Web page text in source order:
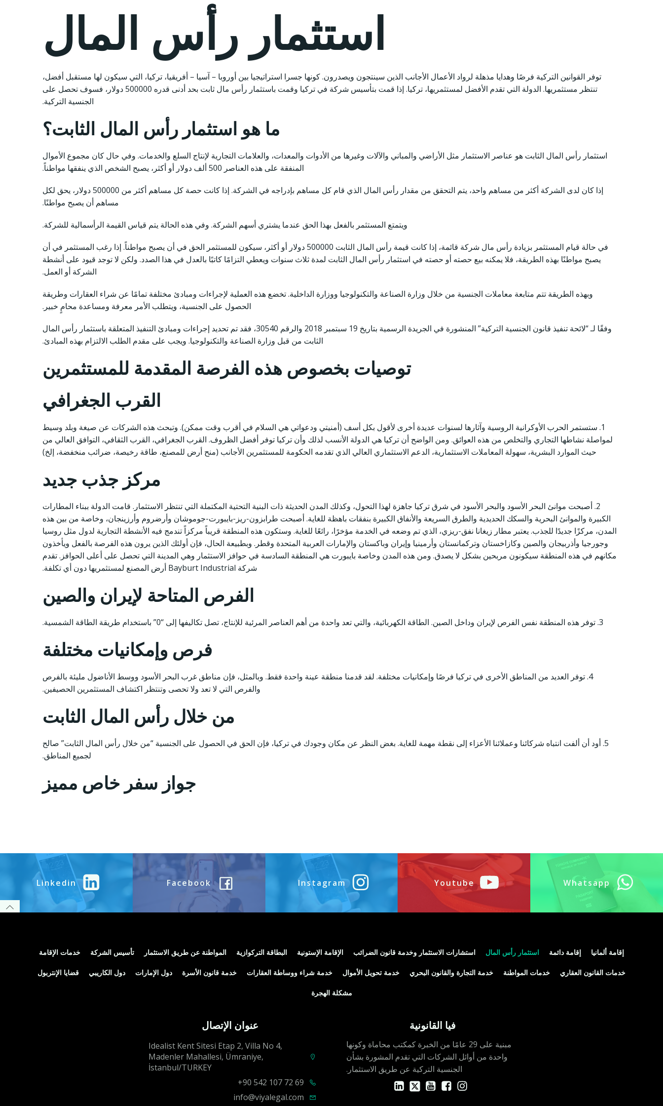
استثمار رأس المال
توفر القوانين التركية فرصًا وهدايا مذهلة لرواد الأعمال الأجانب الذين سينتجون ويصدرون. كونها جسرا استراتيجيا بين أوروبا – آسيا – أفريقيا، تركيا، التي سيكون لها مستقبل أفضل،
تنتظر مستثمريها. الدولة التي تقدم الأفضل لمستثمريها، تركيا. إذا قمت بتأسيس شركة في تركيا وقمت باستثمار رأس مال ثابت بحد أدنى قدره 500000 دولار، فسوف تحصل على
الجنسية التركية.
ما هو استثمار رأس المال الثابت؟
استثمار رأس المال الثابت هو عناصر الاستثمار مثل الأراضي والمباني والآلات وغيرها من الأدوات والمعدات، والعلامات التجارية لإنتاج السلع والخدمات. وفي حال كان مجموع الأموال
المنفقة على هذه العناصر 500 ألف دولار أو أكثر، يصبح الشخص الذي ينفقها مواطناً.
إذا كان لدى الشركة أكثر من مساهم واحد، يتم التحقق من مقدار رأس المال الذي قام كل مساهم بإدراجه في الشركة. إذا كانت حصة كل مساهم أكثر من 500000 دولار، يحق لكل
مساهم أن يصبح مواطنًا.
ويتمتع المستثمر بالفعل بهذا الحق عندما يشتري أسهم الشركة. وفي هذه الحالة يتم قياس القيمة الرأسمالية للشركة.
في حالة قيام المستثمر بزيادة رأس مال شركة قائمة، إذا كانت قيمة رأس المال الثابت 500000 دولار أو أكثر، سيكون للمستثمر الحق في أن يصبح مواطناً. إذا رغب المستثمر في أن
يصبح مواطنًا بهذه الطريقة، فلا يمكنه بيع حصته أو حصته في استثمار رأس المال الثابت لمدة ثلاث سنوات ويعطي التزامًا كاتبًا بالعدل في هذا الصدد. ولكن لا توجد قيود على أنشطة
الشركة أو العمل.
وبهذه الطريقة تتم متابعة معاملات الجنسية من خلال وزارة الصناعة والتكنولوجيا ووزارة الداخلية. تخضع هذه العملية لإجراءات ومبادئ مختلفة تمامًا عن شراء العقارات وطريقة
الحصول على الجنسية، ويتطلب الأمر معرفة ومساعدة محامٍ خبير.
وفقًا لـ “لائحة تنفيذ قانون الجنسية التركية” المنشورة في الجريدة الرسمية بتاريخ 19 سبتمبر 2018 والرقم 30540، فقد تم تحديد إجراءات ومبادئ التنفيذ المتعلقة باستثمار رأس المال
الثابت من قبل وزارة الصناعة والتكنولوجيا. ويجب على مقدم الطلب الالتزام بهذه المبادئ.
توصيات بخصوص هذه الفرصة المقدمة للمستثمرين
القرب الجغرافي
1. ستستمر الحرب الأوكرانية الروسية وآثارها لسنوات عديدة أخرى لأقول بكل أسف (أمنيتي ودعواتي هي السلام في أقرب وقت ممكن). وتبحث هذه الشركات عن صيغة وبلد وسيط
لمواصلة نشاطها التجاري والتخلص من هذه العوائق. ومن الواضح أن تركيا هي الدولة الأنسب لذلك وأن تركيا توفر أفضل الظروف. القرب الجغرافي، القرب الثقافي، التوافق العالي من
حيث الموارد البشرية، سهولة المعاملات الاستثمارية، الدعم الاستثماري العالي الذي تقدمه الحكومة للمستثمرين الأجانب (منح أرض للمصنع، طاقة رخيصة، ضرائب منخفضة، إلخ)
مركز جذب جديد
2. أصبحت موانئ البحر الأسود والبحر الأسود في شرق تركيا جاهزة لهذا التحول، وكذلك المدن الحديثة ذات البنية التحتية المكتملة التي تنتظر الاستثمار. قامت الدولة ببناء المطارات
الكبيرة والموانئ البحرية والسكك الحديدية والطرق السريعة والأنفاق الكبيرة بنفقات باهظة للغاية. أصبحت طرابزون-ريز-بايبورت-جوموشان وأرضروم وأرزينجان، وخاصة من بين هذه
المدن، مركزًا جديدًا للجذب. يعتبر مطار زيغانا نفق-ريزي، الذي تم وضعه في الخدمة مؤخرًا، رائعًا للغاية. وستكون هذه المنطقة قريباً مركزاً تندمج فيه الأنشطة التجارية لدول مثل روسيا
وجورجيا وأذربيجان والصين وكازاخستان وتركمانستان وأرمينيا وإيران وباكستان والإمارات العربية المتحدة وقطر. وبطبيعة الحال، فإن أولئك الذين يرون هذه الفرصة بالفعل ويأخذون
مكانهم في هذه المنطقة سيكونون مربحين بشكل لا يصدق. ومن هذه المدن وخاصة بايبورت هي المنطقة السادسة في حوافز الاستثمار وهي المدينة التي تحصل على أعلى الحوافز. تقدم
شركة Bayburt Industrial أرض المصنع لمستثمريها دون أي تكلفة.
الفرص المتاحة لإيران والصين
3. توفر هذه المنطقة نفس الفرص لإيران وداخل الصين. الطاقة الكهربائية، والتي تعد واحدة من أهم العناصر المرئية للإنتاج، تصل تكاليفها إلى “0” باستخدام طريقة الطاقة الشمسية.
فرص وإمكانيات مختلفة
4. توفر العديد من المناطق الأخرى في تركيا فرصًا وإمكانيات مختلفة. لقد قدمنا منطقة عينة واحدة فقط. وبالمثل، فإن مناطق غرب البحر الأسود ووسط الأناضول مليئة بالفرص
والفرص التي لا تعد ولا تحصى وتنتظر اكتشاف المستثمرين الحصيفين.
من خلال رأس المال الثابت
5. أود أن ألفت انتباه شركائنا وعملائنا الأعزاء إلى نقطة مهمة للغاية. بغض النظر عن مكان وجودك في تركيا، فإن الحق في الحصول على الجنسية “من خلال رأس المال الثابت” صالح
لجميع المناطق.
جواز سفر خاص مميز
Whatsapp
Youtube
Instagram
Facebook
Linkedin
إقامة ألمانيا إقامة دائمة استثمار رأس المال استشارات الاستثمار وخدمة قانون الضرائب الإقامة الإستونية البطاقة التركوازية المواطنة عن طريق الاستثمار تأسيس الشركة خدمات الإقامة
خدمات القانون العقاري خدمات المواطنة خدمة التجارة والقانون البحري خدمة تحويل الأموال خدمة شراء ووساطة العقارات خدمة قانون الأسرة دول الإمارات دول الكاريبي قضايا الإنتربول
مشكلة الهجرة
فيا القانونية
مبنية على 29 عامًا من الخبرة كمكتب محاماة وكونها
واحدة من أوائل الشركات التي تقدم المشورة بشأن
الجنسية التركية عن طريق الاستثمار.
عنوان الإتصال
Idealist Kent Sitesi Etap 2, Villa No 4,
Madenler Mahallesi, Ümraniye,
İstanbul/TURKEY
90 542 107 72 69+
info@viyalegal.com